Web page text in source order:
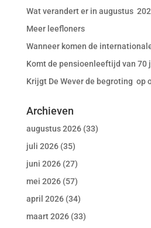
Wat verandert er in augustus
Meer leefloners
Wanneer komen de
Komt de pensioenleeftijd van 70
Krijgt De Wever de begroting op
Archieven
augustus 2026(33)
juli 2026(35)
juni 2026(27)
mei 2026(57)
april 2026(34)
maart 2026(33)